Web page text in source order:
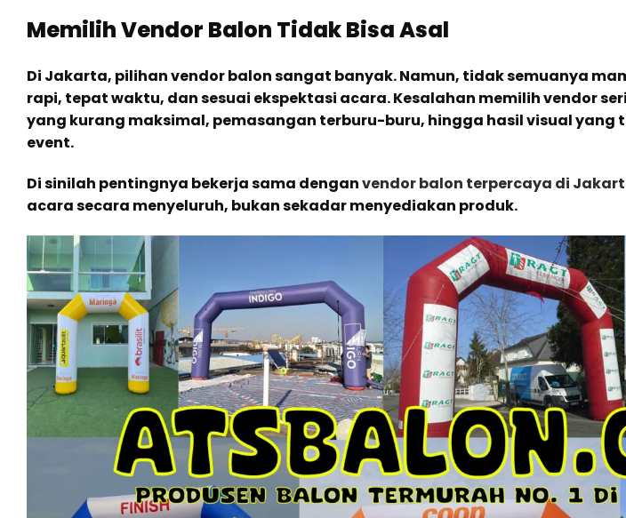
Memilih Vendor Balon Tidak Bisa Asal
Di Jakarta, pilihan vendor balon sangat banyak. Namun, tidak semuanya
rapi, tepat waktu, dan sesuai ekspektasi acara. Kesalahan memilih vendor
yang kurang maksimal, pemasangan terburu-buru, hingga hasil visual yang
event.
Di sinilah pentingnya bekerja sama denganvendor balon terpercaya di
acara secara menyeluruh, bukan sekadar menyediakan produk.